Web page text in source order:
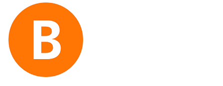
content